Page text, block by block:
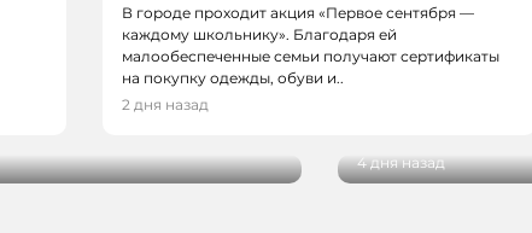
В городе проходит акция «Первое сентября —
каждому школьнику». Благодаря ей
малообеспеченные семьи получают сертификаты
на покупку одежды, обуви и..
2 дня назад
благоустройства от
НОВОСТИ,
НОВОКУЗНЕЦКА
4 дня назад